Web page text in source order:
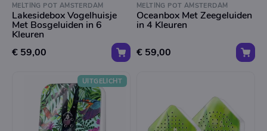
MELTING POT AMSTERDAM
Lakesidebox Vogelhuisje
Met Bosgeluiden in 6
Kleuren
€ 59,00
MELTING POT AMSTERDAM
Oceanbox Met Zeegeluiden
in 4 Kleuren
€ 59,00
UITGELICHT